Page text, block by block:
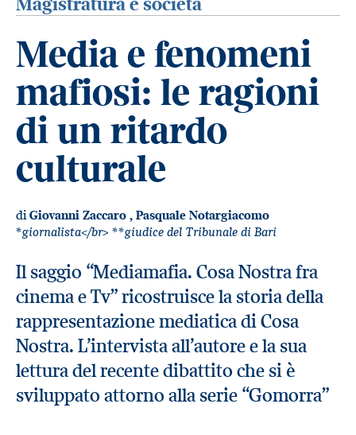
Media e fenomeni
mafiosi: le ragioni
di un ritardo
culturale
diGiovanni Zaccaro , Pasquale Notargiacomo
*giornalista</br> **giudice del Tribunale di Bari
Il saggio “Mediamafia. Cosa Nostra fra
cinema e Tv” ricostruisce la storia della
rappresentazione mediatica di Cosa
Nostra. L’intervista all’autore e la sua
lettura del recente dibattito che si è
sviluppato attorno alla serie “Gomorra”